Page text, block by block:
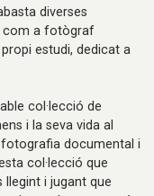
diverses
com a fotògraf
estudi, dedicat a
col·lecció de
i la seva vida al
fotografia documental i
col·lecció que
llegint i jugant que